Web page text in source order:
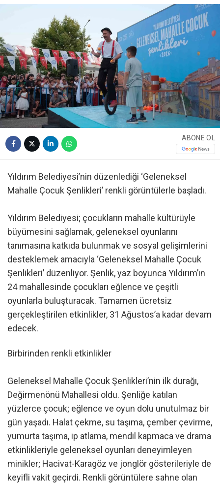
ABONE OL
Yıldırım Belediyesi’nin düzenlediği ‘Geleneksel
Mahalle Çocuk Şenlikleri’ renkli görüntülerle başladı.
Yıldırım Belediyesi; çocukların mahalle kültürüyle
büyümesini sağlamak, geleneksel oyunlarını
tanımasına katkıda bulunmak ve sosyal gelişimlerini
desteklemek amacıyla ‘Geleneksel Mahalle Çocuk
Şenlikleri’ düzenliyor. Şenlik, yaz boyunca Yıldırım’ın
24 mahallesinde çocukları eğlence ve çeşitli
oyunlarla buluşturacak. Tamamen ücretsiz
gerçekleştirilen etkinlikler, 31 Ağustos’a kadar devam
edecek.
Birbirinden renkli etkinlikler
Geleneksel Mahalle Çocuk Şenlikleri’nin ilk durağı,
Değirmenönü Mahallesi oldu. Şenliğe katılan
yüzlerce çocuk; eğlence ve oyun dolu unutulmaz bir
gün yaşadı. Halat çekme, su taşıma, çember çevirme,
yumurta taşıma, ip atlama, mendil kapmaca ve drama
etkinlikleriyle geleneksel oyunları deneyimleyen
minikler; Hacivat-Karagöz ve jonglör gösterileriyle de
keyifli vakit geçirdi. Renkli görüntülere sahne olan